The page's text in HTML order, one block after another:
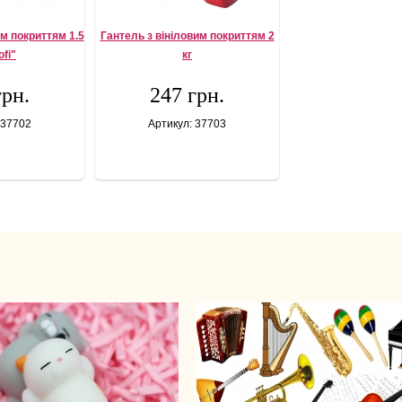
покриттям 1.5
Гантель з вініловим покриттям 2
кг
247 грн.
Артикул: 37703